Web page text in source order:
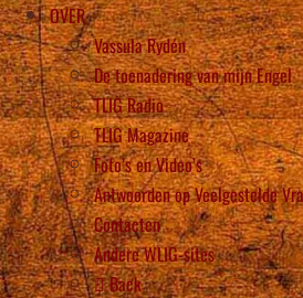
OVER
Vassula Rydén
De toenadering van mijn Engel
TLIG Radio
TLIG Magazine
Foto’s en Video’s
Antwoorden op Veelgestelde
Contacten
Andere WLIG-sites
Back